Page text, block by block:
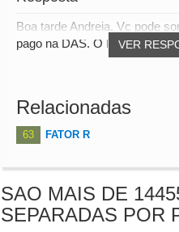
VER
Boa tarde Andreia, Vc pode
pago na DAS. O INSS
Relacionadas
63 FATOR R
SAO MAIS DE
SEPARADAS POR